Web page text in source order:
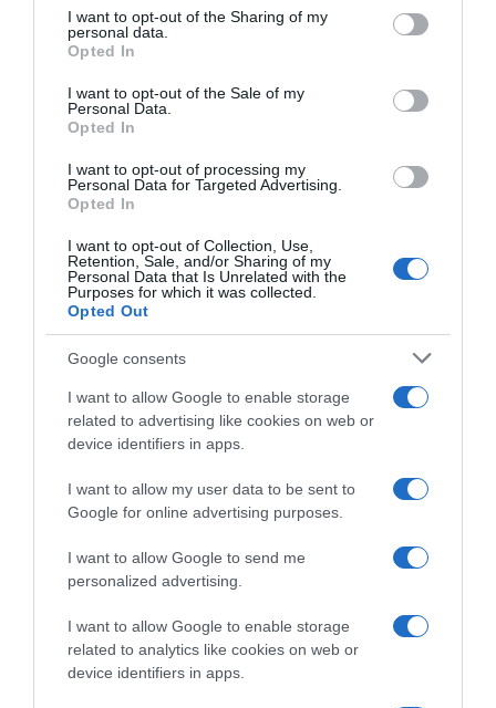
not limited to your visit or usage behaviour. You may click to
grant or deny consent to Google and its third-party tags to
use your data for below specified purposes in below Google
consent section.
I want to opt-out of the Sharing of my
personal data.
Opted In
I want to opt-out of the Sale of my
Personal Data.
Opted In
I want to opt-out of processing my
Personal Data for Targeted Advertising.
Opted In
I want to opt-out of Collection, Use,
Retention, Sale, and/or Sharing of my
Personal Data that Is Unrelated with the
Purposes for which it was collected.
Opted Out
Google consents
I want to allow Google to enable storage
related to advertising like cookies on web or
device identifiers in apps.
I want to allow my user data to be sent to
Google for online advertising purposes.
I want to allow Google to send me
personalized advertising.
I want to allow Google to enable storage
related to analytics like cookies on web or
device identifiers in apps.
Χανιά: Νεαρός Παλαιστίνιος κλείδωσε
ανήλικη στο σπίτι του – Την έσωσαν οι
φωνές της
Ακολούθησε το debater.gr στο
Google News
και μάθετε πρώτοι όλες τις ειδήσεις
Share Tweet
ΑΛΓΕΡΙΑ ΑΡΓΕΝΤΙΝΗ
ΔΙΑΦΗΜΙΣΗ